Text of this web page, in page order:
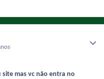
mas vc não entra no